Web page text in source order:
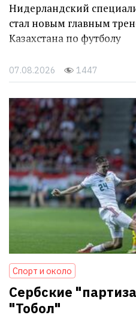
Нидерландский
стал новым главным
Казахстана по футболу
07.08.2026 1447
Спорт и около
Сербские
"Тобол"